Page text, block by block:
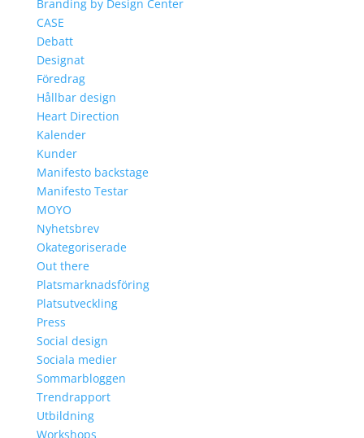
Branding by Design Center
CASE
Debatt
Designat
Föredrag
Hållbar design
Heart Direction
Kalender
Kunder
Manifesto backstage
Manifesto Testar
MOYO
Nyhetsbrev
Okategoriserade
Out there
Platsmarknadsföring
Platsutveckling
Press
Social design
Sociala medier
Sommarbloggen
Trendrapport
Utbildning
Workshops